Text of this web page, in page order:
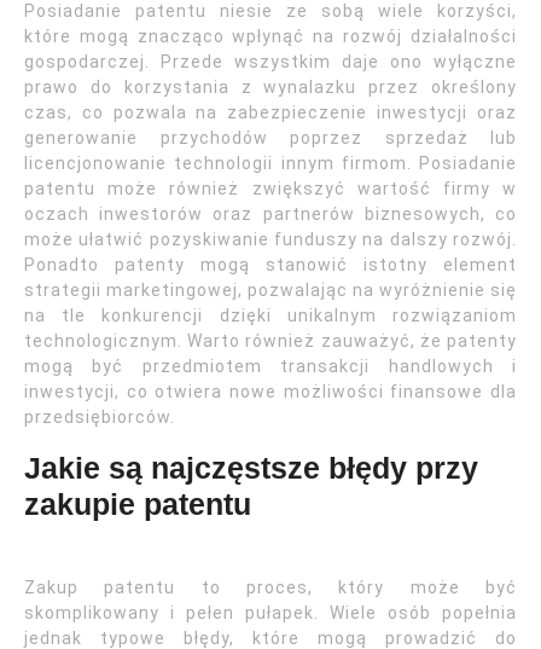
Posiadanie patentu niesie ze sobą wiele korzyści,
które mogą znacząco wpłynąć na rozwój działalności
gospodarczej. Przede wszystkim daje ono wyłączne
prawo do korzystania z wynalazku przez określony
czas, co pozwala na zabezpieczenie inwestycji oraz
generowanie przychodów poprzez sprzedaż lub
licencjonowanie technologii innym firmom. Posiadanie
patentu może również zwiększyć wartość firmy w
oczach inwestorów oraz partnerów biznesowych, co
może ułatwić pozyskiwanie funduszy na dalszy rozwój.
Ponadto patenty mogą stanowić istotny element
strategii marketingowej, pozwalając na wyróżnienie się
na tle konkurencji dzięki unikalnym rozwiązaniom
technologicznym. Warto również zauważyć, że patenty
mogą być przedmiotem transakcji handlowych i
inwestycji, co otwiera nowe możliwości finansowe dla
przedsiębiorców.
Jakie są najczęstsze błędy przy
zakupie patentu
Zakup patentu to proces, który może być
skomplikowany i pełen pułapek. Wiele osób popełnia
jednak typowe błędy, które mogą prowadzić do